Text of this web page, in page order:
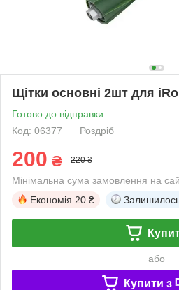
Щітки основні 2шт для
Готово до відправки
Код: 06377
Роздріб
200 ₴ 220 ₴
Мінімальна сума замовлення на
Економія 20 ₴
або
Купити з